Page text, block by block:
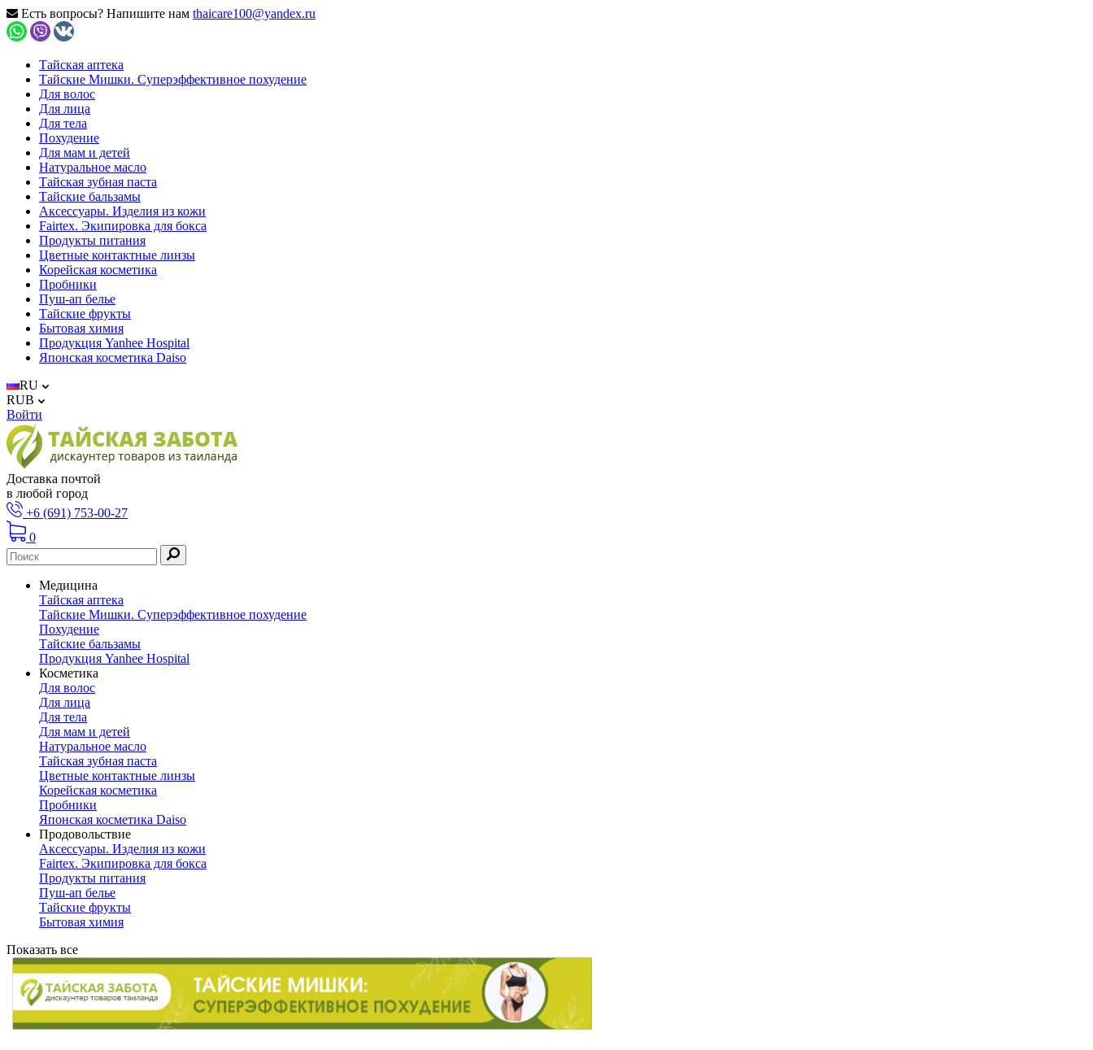
Есть вопросы? Напишите нам thaicare100@yandex.ru
Тайская аптека
Тайские Мишки. Суперэффективное похудение
Для волос
Для лица
Для тела
Похудение
Для мам и детей
Натуральное масло
Тайская зубная паста
Тайские бальзамы
Аксессуары. Изделия из кожи
Fairtex. Экипировка для бокса
Продукты питания
Цветные контактные линзы
Корейская косметика
Пробники
Пуш-ап белье
Тайские фрукты
Бытовая химия
Продукция Yanhee Hospital
Японская косметика Daiso
RU
RUB
Войти
Доставка почтой
в любой город
+6 (691) 753-00-27
0
Медицина
Тайская аптека
Тайские Мишки. Суперэффективное похудение
Похудение
Тайские бальзамы
Продукция Yanhee Hospital
Косметика
Для волос
Для лица
Для тела
Для мам и детей
Натуральное масло
Тайская зубная паста
Цветные контактные линзы
Корейская косметика
Пробники
Японская косметика Daiso
Продовольствие
Аксессуары. Изделия из кожи
Fairtex. Экипировка для бокса
Продукты питания
Пуш-ап белье
Тайские фрукты
Бытовая химия
Показать все